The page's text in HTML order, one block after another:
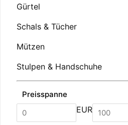
Gürtel
Schals & Tücher
Mützen
Stulpen & Handschuhe
Preisspanne
EUR